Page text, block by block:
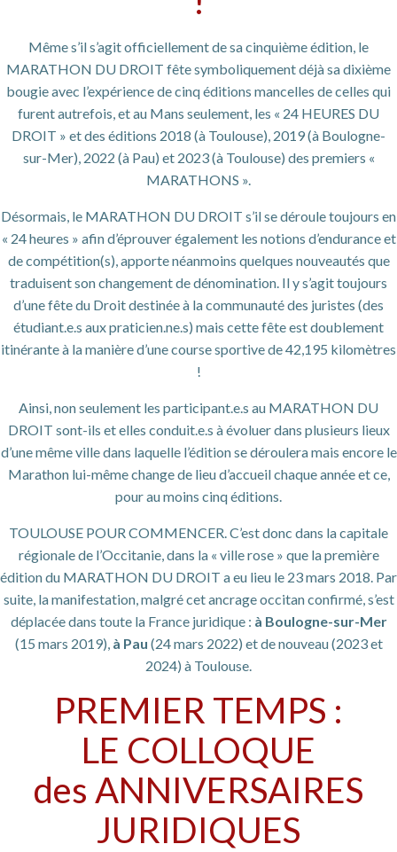
Même s’il s’agit officiellement de sa cinquième édition, le
MARATHON DU DROIT fête symboliquement déjà sa dixième
bougie avec l’expérience de cinq éditions mancelles de celles qui
furent autrefois, et au Mans seulement, les « 24 HEURES DU
DROIT » et des éditions 2018 (à Toulouse), 2019 (à Boulogne-
sur-Mer), 2022 (à Pau) et 2023 (à Toulouse) des premiers «
MARATHONS ».
Désormais, le MARATHON DU DROIT s’il se déroule toujours en
« 24 heures » afin d’éprouver également les notions d’endurance et
de compétition(s), apporte néanmoins quelques nouveautés que
traduisent son changement de dénomination. Il y s’agit toujours
d’une fête du Droit destinée à la communauté des juristes (des
étudiant.e.s aux praticien.ne.s) mais cette fête est doublement
itinérante à la manière d’une course sportive de 42,195 kilomètres
!
Ainsi, non seulement les participant.e.s au MARATHON DU
DROIT sont-ils et elles conduit.e.s à évoluer dans plusieurs lieux
d’une même ville dans laquelle l’édition se déroulera mais encore le
Marathon lui-même change de lieu d’accueil chaque année et ce,
pour au moins cinq éditions.
TOULOUSE POUR COMMENCER. C’est donc dans la capitale
régionale de l’Occitanie, dans la « ville rose » que la première
édition du MARATHON DU DROIT a eu lieu le 23 mars 2018. Par
suite, la manifestation, malgré cet ancrage occitan confirmé, s’est
déplacée dans toute la France juridique : à Boulogne-sur-Mer
(15 mars 2019), à Pau (24 mars 2022) et de nouveau (2023 et
2024) à Toulouse.
PREMIER TEMPS :
LE COLLOQUE
des ANNIVERSAIRES
JURIDIQUES